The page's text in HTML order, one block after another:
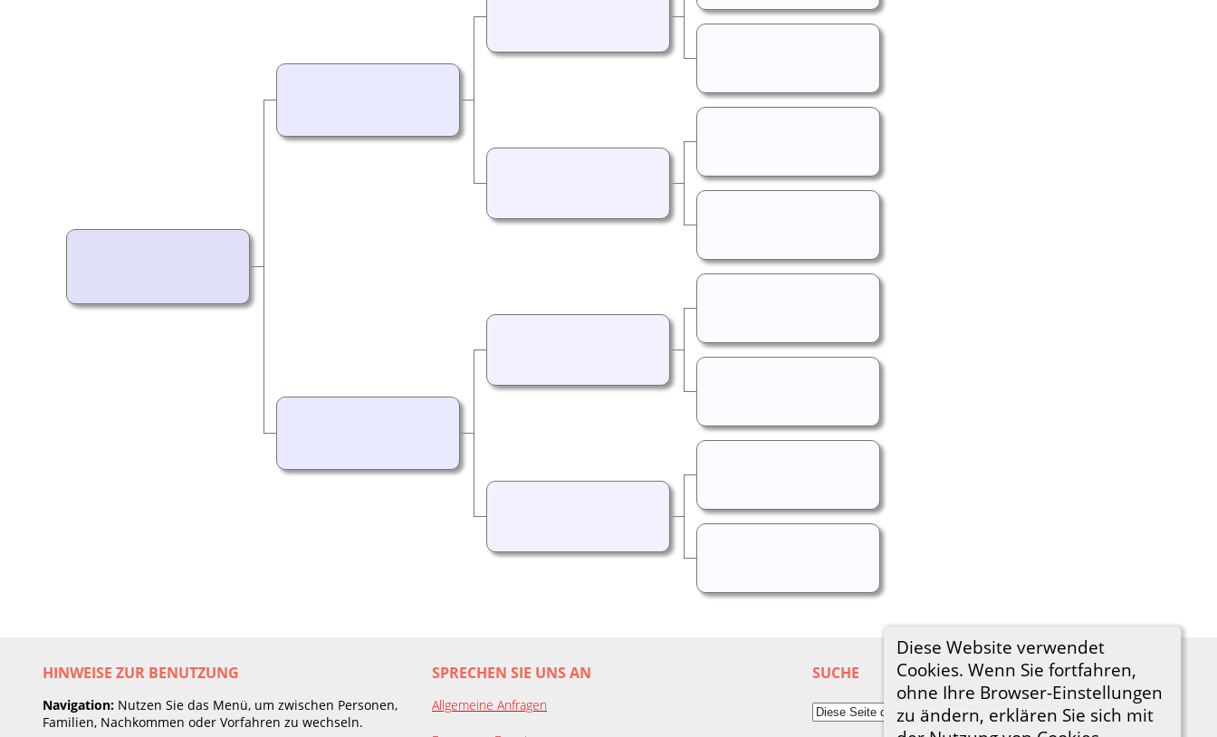
Diese Website verwendet
Cookies. Wenn Sie fortfahren,
ohne Ihre Browser-Einstellungen
zu ändern, erklären Sie sich mit
HINWEISE ZUR BENUTZUNG
Navigation: Nutzen Sie das Menü, um zwischen Personen,
Familien, Nachkommen oder Vorfahren zu wechseln.
SPRECHEN SIE UNS AN
Allgemeine Anfragen
SUCHE